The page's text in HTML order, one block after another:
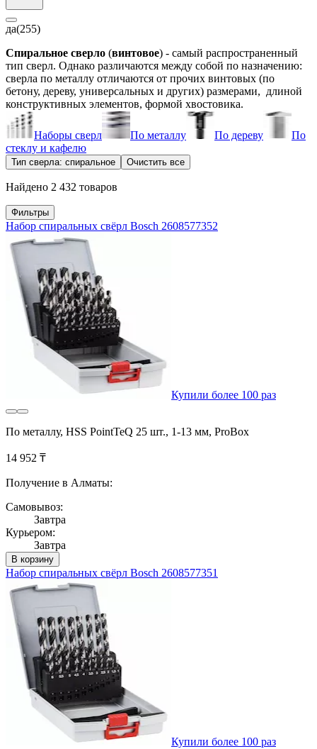
да(255)
Спиральное сверло (винтовое) - самый распространенный
тип сверл. Однако различаются между собой по назначению:
сверла по металлу отличаются от прочих винтовых (по
бетону, дереву, универсальных и других) размерами, длиной
конструктивных элементов, формой хвостовика.
Наборы сверл По металлу По дереву
По
стеклу и кафелю
Тип сверла: спиральное Очистить все
Найдено 2 432 товаров
Фильтры
Набор спиральных свёрл Bosch 2608577352
Купили более 100 раз
По металлу, HSS PointTeQ 25 шт., 1-13 мм, ProBox
14 952 ₸
Получение в Алматы:
Самовывоз:
Завтра
Курьером:
Завтра
В корзину
Набор спиральных свёрл Bosch 2608577351
Купили более 100 раз